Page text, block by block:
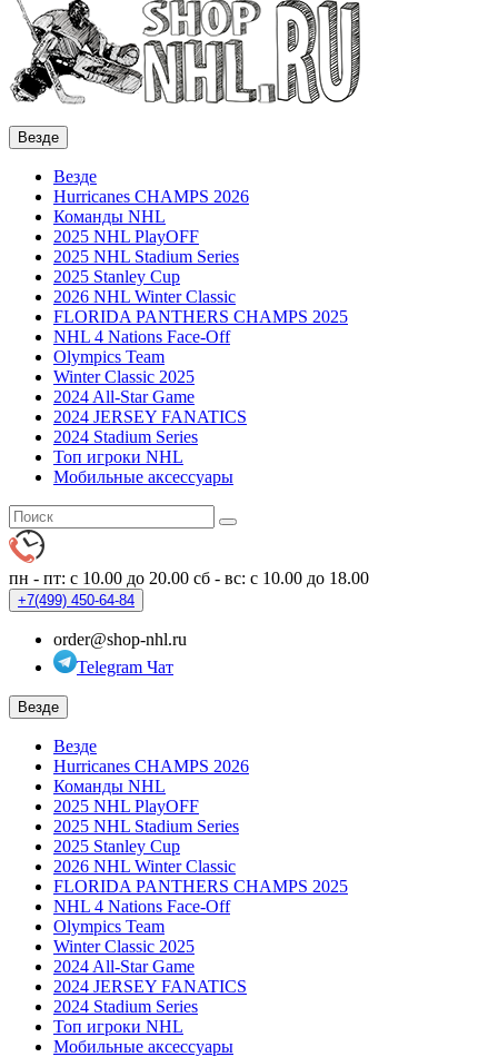
Везде
Везде
Hurricanes CHAMPS 2026
Команды NHL
2025 NHL PlayOFF
2025 NHL Stadium Series
2025 Stanley Cup
2026 NHL Winter Classic
FLORIDA PANTHERS CHAMPS 2025
NHL 4 Nations Face-Off
Olympics Team
Winter Classic 2025
2024 All-Star Game
2024 JERSEY FANATICS
2024 Stadium Series
Топ игроки NHL
Мобильные аксессуары
пн - пт: с 10.00 до 20.00 сб - вс: с 10.00 до 18.00
+7(499) 450-64-84
order@shop-nhl.ru
Telegram Чат
Везде
Везде
Hurricanes CHAMPS 2026
Команды NHL
2025 NHL PlayOFF
2025 NHL Stadium Series
2025 Stanley Cup
2026 NHL Winter Classic
FLORIDA PANTHERS CHAMPS 2025
NHL 4 Nations Face-Off
Olympics Team
Winter Classic 2025
2024 All-Star Game
2024 JERSEY FANATICS
2024 Stadium Series
Топ игроки NHL
Мобильные аксессуары